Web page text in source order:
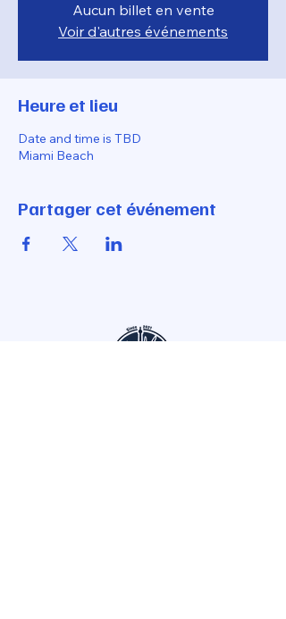
Aucun billet en vente
Voir d'autres événements
Heure et lieu
Date and time is TBD
Miami Beach
Partager cet événement